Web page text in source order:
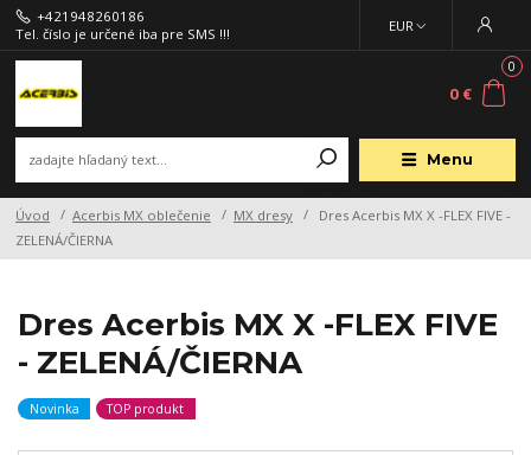
Menu
EUR
+421948260186
Tel. číslo je určené iba pre SMS !!!
0
0 €
Úvod Acerbis MX oblečenie MX dresy
Dres Acerbis MX X -FLEX FIVE -
ZELENÁ/ČIERNA
Dres Acerbis MX X -FLEX FIVE
- ZELENÁ/ČIERNA
Novinka TOP produkt